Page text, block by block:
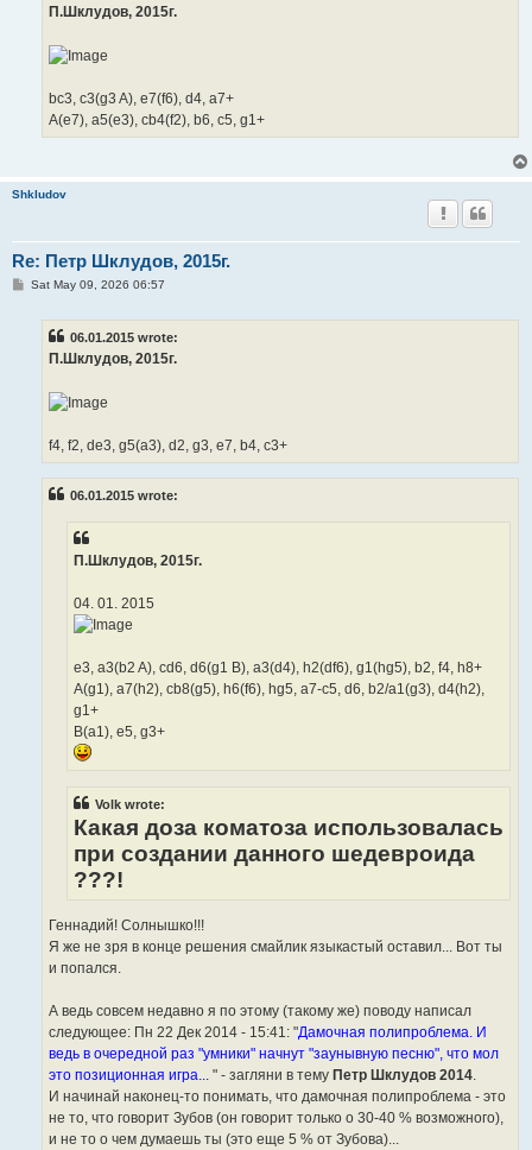
П.Шклудов, 2015г.
bc3, c3(g3 A), e7(f6), d4, a7+
A(e7), a5(e3), cb4(f2), b6, c5, g1+
Shkludov
Re: Петр Шклудов, 2015г.
PSat May 09, 2026 06:57
06.01.2015 wrote:
П.Шклудов, 2015г.
f4, f2, de3, g5(a3), d2, g3, e7, b4, c3+
06.01.2015 wrote:
П.Шклудов, 2015г.
04. 01. 2015
e3, a3(b2 A), cd6, d6(g1 B), a3(d4), h2(df6), g1(hg5), b2, f4, h8+
A(g1), a7(h2), cb8(g5), h6(f6), hg5, a7-c5, d6, b2/a1(g3), d4(h2),
g1+
B(a1), e5, g3+
Volk wrote:
Какая доза коматоза использовалась
при создании данного шедевроида
???!
Геннадий! Солнышко!!!
Я же не зря в конце решения смайлик языкастый оставил... Вот ты
и попался.
А ведь совсем недавно я по этому (такому же) поводу написал
следующее: Пн 22 Дек 2014 - 15:41: "Дамочная полипроблема. И
ведь в очередной раз "умники" начнут "заунывную песню", что мол
это позиционная игра... " - загляни в тему Петр Шклудов 2014.
И начинай наконец-то понимать, что дамочная полипроблема - это
не то, что говорит Зубов (он говорит только о 30-40 % возможного),
и не то о чем думаешь ты (это еще 5 % от Зубова)...